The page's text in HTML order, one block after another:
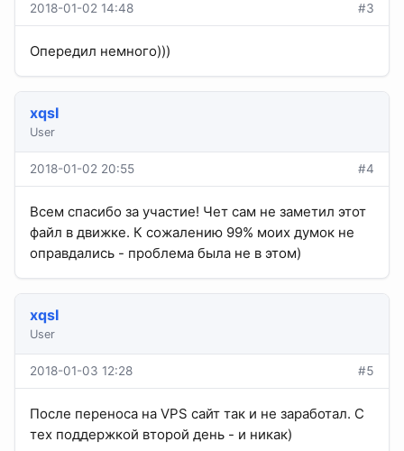
2018-01-02 14:48 #3
Опередил немного)))
xqsI
User
2018-01-02 20:55 #4
Всем спасибо за участие! Чет сам не заметил этот
файл в движке. К сожалению 99% моих думок не
оправдались - проблема была не в этом)
xqsI
User
2018-01-03 12:28 #5
После переноса на VPS сайт так и не заработал. С
тех поддержкой второй день - и никак)